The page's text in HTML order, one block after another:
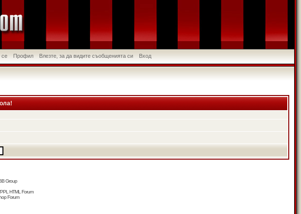
се Профил Влезте, за да видите съобщенията си Вход
Group
HTML Forum
Forum